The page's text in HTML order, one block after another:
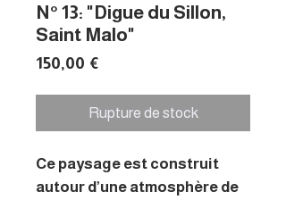
N° 13: "Digue du Sillon,
Saint Malo"
150,00 €
Rupture de stock
Ce paysage est construit
autour d’une atmosphère de